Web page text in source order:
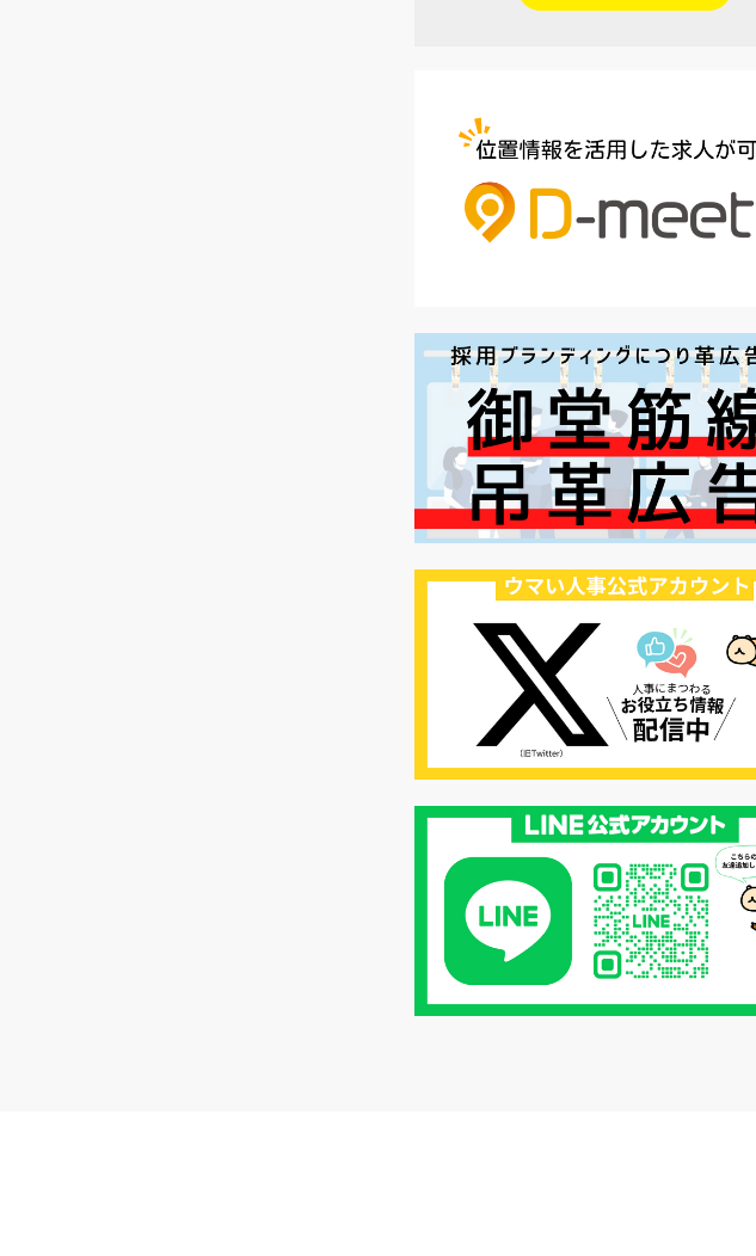
#AI面接
#医療業界
#セミナー #魅力の伝え方
#業種別
#採用ピッチ資料 #28卒
#ロールモデル #ワークライフバラ
#最低賃金 #地方採用
#早期退職 #ハラスメント
#ハラスメント対策 #SNS活用
#リクルーター制度 #内定辞退の
#歩留まり改善 #採用ナーチャリ
#採用CX #学内セミナー
#カジュアル面談 #転職ファストパ
#PRO #採用代行